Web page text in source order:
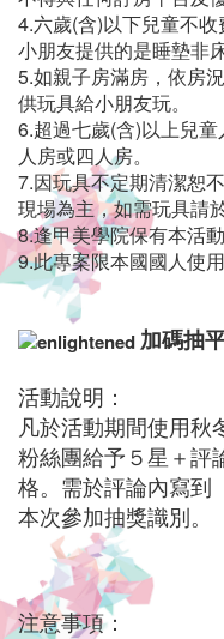
对
是
您
阖
家
旅
游、
背
包
旅
行、
出
差
4.六歲(含)以下兒童不
小朋友提供的是睡墊非
5.如親子房滿房，依房
供玩具給小朋友玩。
6.超過七歲(含)以上兒
人房或四人房。
7.因玩具不定期清潔恕
現場為主，如需玩具請
8.逢甲美學院保有本活
9.此專案限本國國人使
加碼抽
活動說明：
凡於活動期間使用秋
粉絲團給予５星＋評
格。 需於評論內寫到
本次參加抽獎識別。
注意事項：